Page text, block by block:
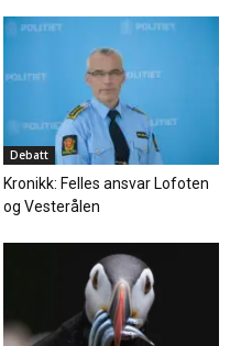
Debatt
Kronikk: Felles ansvar Lofoten
og Vesterålen